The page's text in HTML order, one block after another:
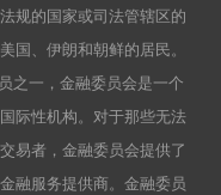
规的国家或司法管辖区的
国、伊朗和朝鲜的居民。
之一，金融委员会是一个
际性机构。对于那些无法
易者，金融委员会提供了
融服务提供商。金融委员